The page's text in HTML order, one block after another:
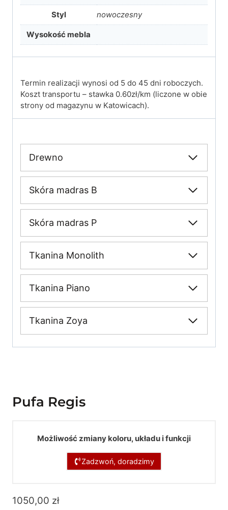
Styl nowoczesny
Wysokość mebla
Termin realizacji wynosi od 5 do 45 dni roboczych.
Koszt transportu – stawka 0.60zł/km (liczone w obie
strony od magazynu w Katowicach).
Drewno
Skóra madras B
Skóra madras P
Tkanina Monolith
Tkanina Piano
Tkanina Zoya
Pufa Regis
Możliwość zmiany koloru, układu i funkcji
Zadzwoń, doradzimy
1050,00 zł